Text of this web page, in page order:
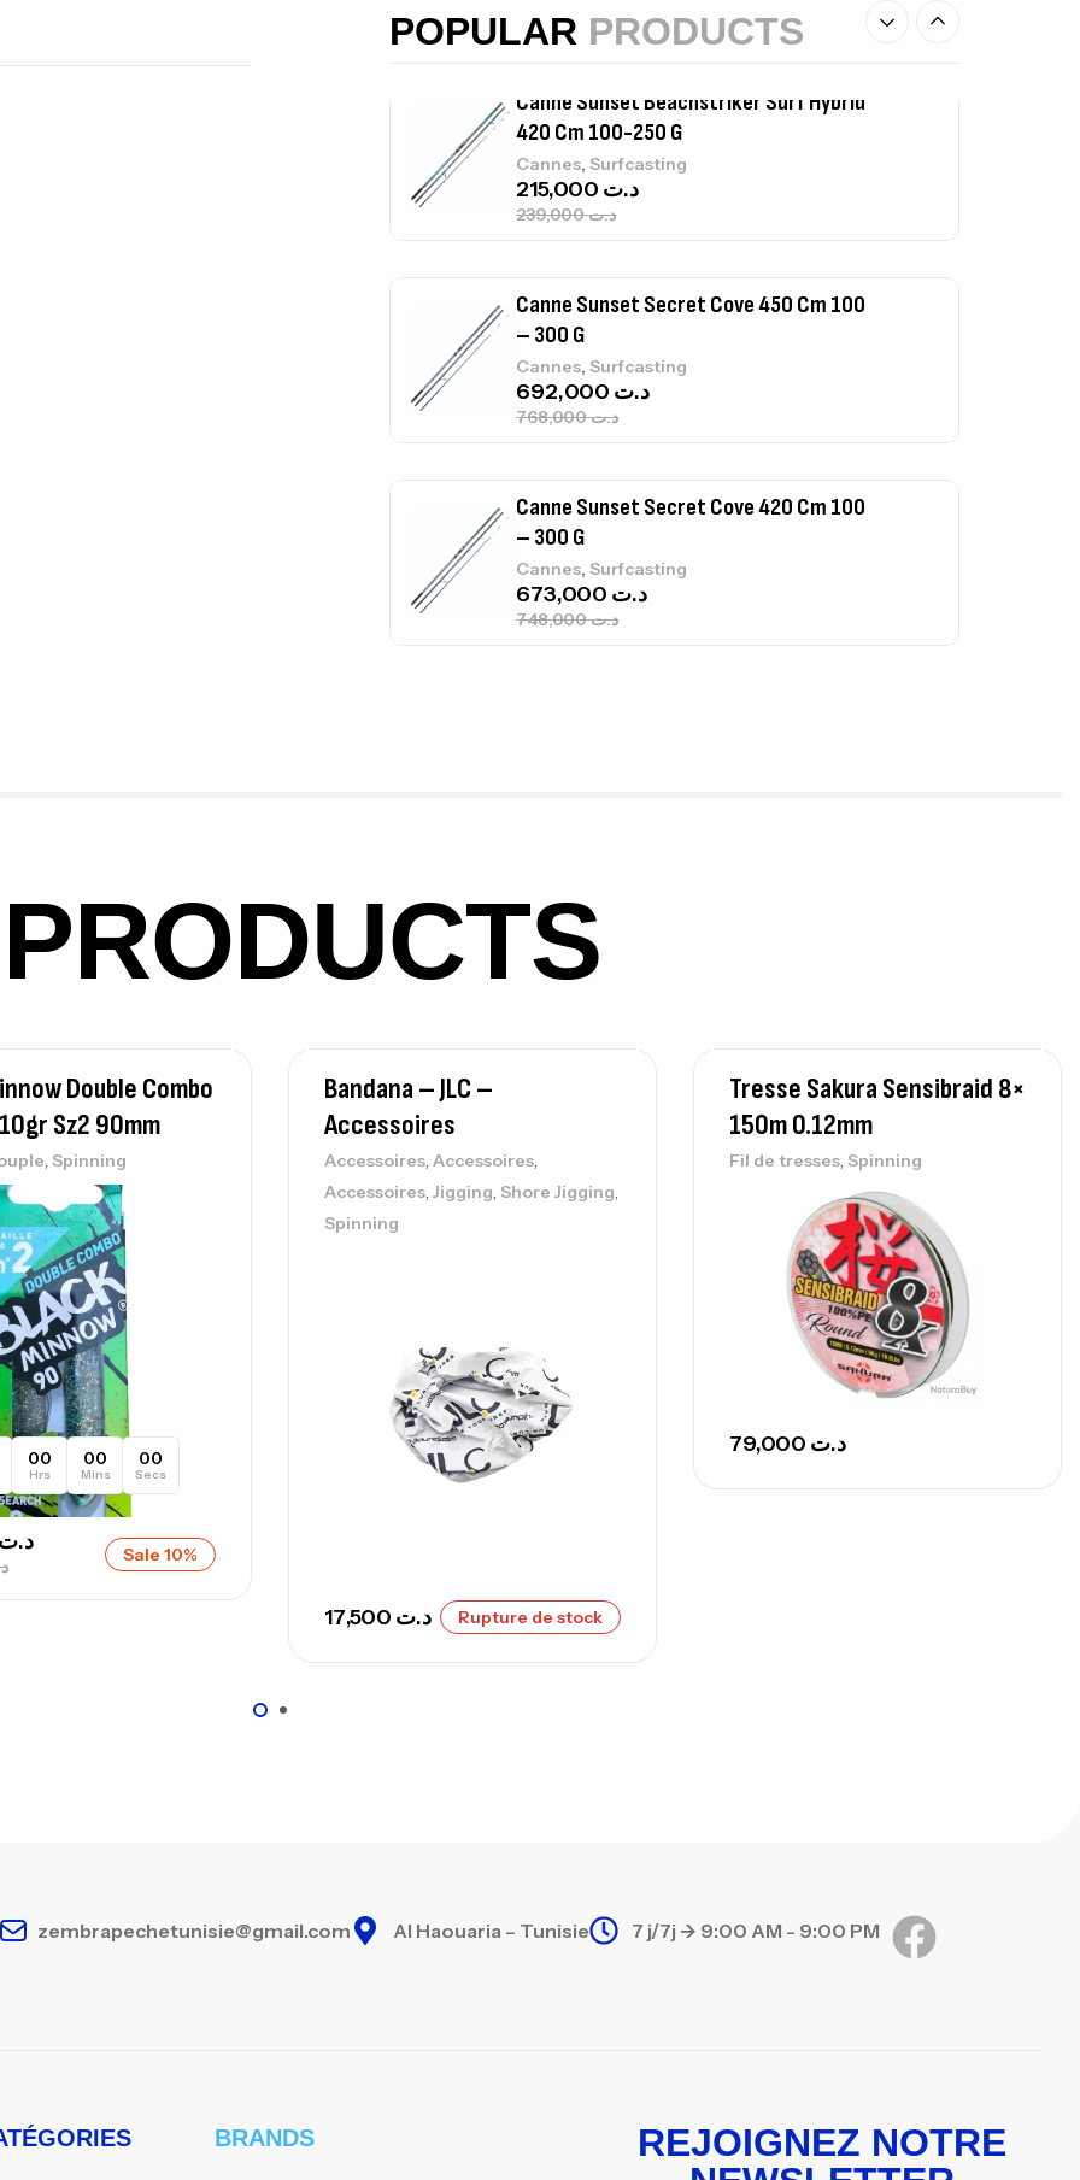
POPULAR PRODUCTS
Canne Sunset Secret Cove 450 Cm 100
– 300 G
Cannes, Surfcasting
د.ت768,000
د.ت692,000
Canne Sunset Secret Cove 420 Cm 100
– 300 G
Cannes, Surfcasting
د.ت748,000
د.ت 673,000
Canne Jigging Sunset Massive Attack
1.83m 120/250gr 30kg
Cannes, Jigging
د.ت379,000
د.ت340,000
Volant 3 Branches Inox T26S/35
Accastillage bateau
Canne Sunset Beachstriker Surf Hybrid
د.ت239,000
Canne Sunset Secret Cove 450 Cm 100
Cannes
د.ت748,000
PRODUCTS
Double Combo
Sz2 90mm
, Spinning
00
Hrs
00
Mins
00
Secs
د.ت Sale 10%
Bandana – JLC –
Accessoires
Accessoires, Accessoires,
Accessoires, Jigging, Shore Jigging,
Spinning
د.ت Rupture de stock
Tresse Sakura Sensibraid 8×
150m 0.12mm
Fil de tresses, Spinning
د.ت
zembrapechetunisie@gmail.com Al Haouaria – Tunisie 7 j/7j -> 9:00 AM - 9:00 PM
BRANDS
REJOIGNEZ NOTRE